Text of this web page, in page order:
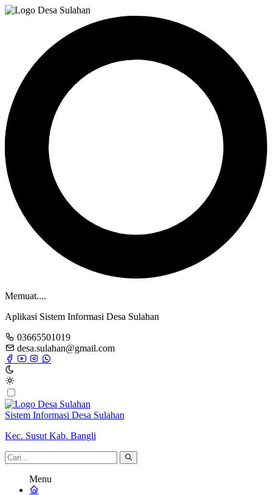
Memuat....
Aplikasi Sistem Informasi Desa Sulahan
03665501019
desa.sulahan@gmail.com
Sistem Informasi Desa Sulahan
Kec. Susut Kab. Bangli
Menu